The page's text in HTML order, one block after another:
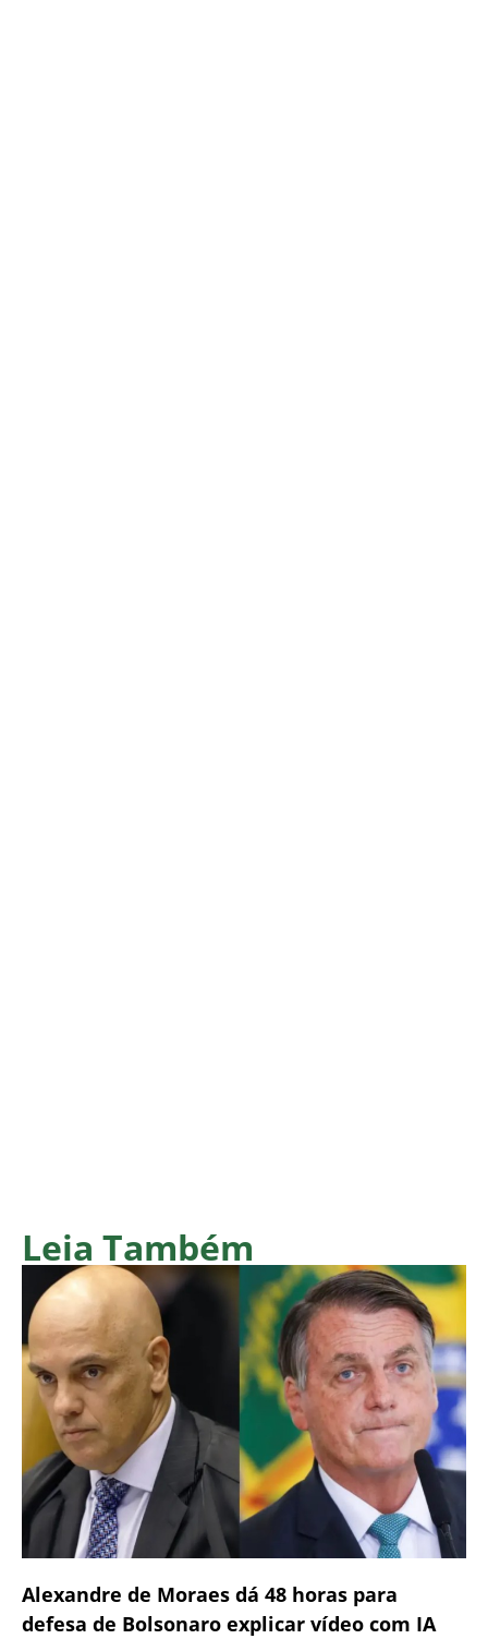
Leia Também
Alexandre de Moraes dá 48 horas para
defesa de Bolsonaro explicar vídeo com IA